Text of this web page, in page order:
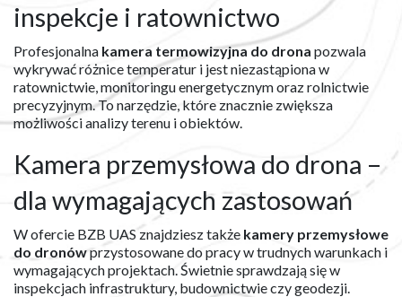
inspekcje i ratownictwo
Profesjonalna kamera termowizyjna do drona pozwala
wykrywać różnice temperatur i jest niezastąpiona w
ratownictwie, monitoringu energetycznym oraz rolnictwie
precyzyjnym. To narzędzie, które znacznie zwiększa
możliwości analizy terenu i obiektów.
Kamera przemysłowa do drona –
dla wymagających zastosowań
W ofercie BZB UAS znajdziesz także kamery przemysłowe
do dronówprzystosowane do pracy w trudnych warunkach i
wymagających projektach. Świetnie sprawdzają się w
inspekcjach infrastruktury, budownictwie czy geodezji.